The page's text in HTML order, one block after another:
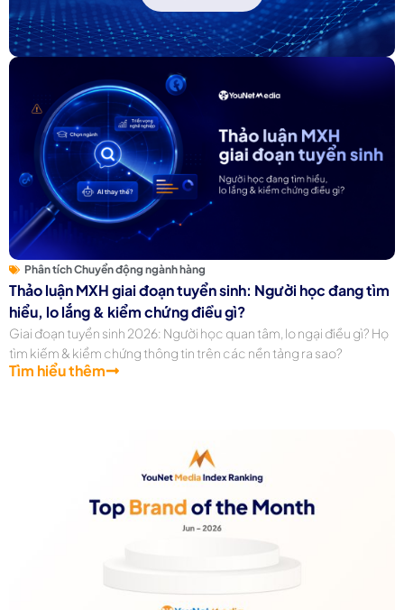
Phân tích Chuyển động ngành hàng
Thảo luận MXH giai đoạn tuyển sinh: Người học đang tìm
hiểu, lo lắng & kiểm chứng điều gì?
Giai đoạn tuyển sinh 2026: Người học quan tâm, lo ngại điều gì? Họ
tìm kiếm & kiểm chứng thông tin trên các nền tảng ra sao?
Tìm hiểu thêm